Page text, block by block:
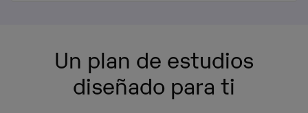
Un plan de estudios
diseñado para ti